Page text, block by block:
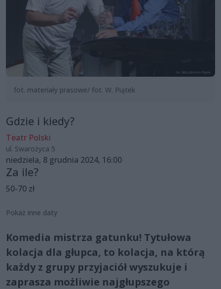
fot. materiały prasowe/ fot. W. Piątek
Gdzie i kiedy?
Teatr Polski
ul. Swarożyca 5
niedziela, 8 grudnia 2024, 16:00
Za ile?
50-70 zł
Pokaż inne daty
Komedia mistrza gatunku! Tytułowa
kolacja dla głupca, to kolacja, na którą
każdy z grupy przyjaciół wyszukuje i
zaprasza możliwie najgłupszego